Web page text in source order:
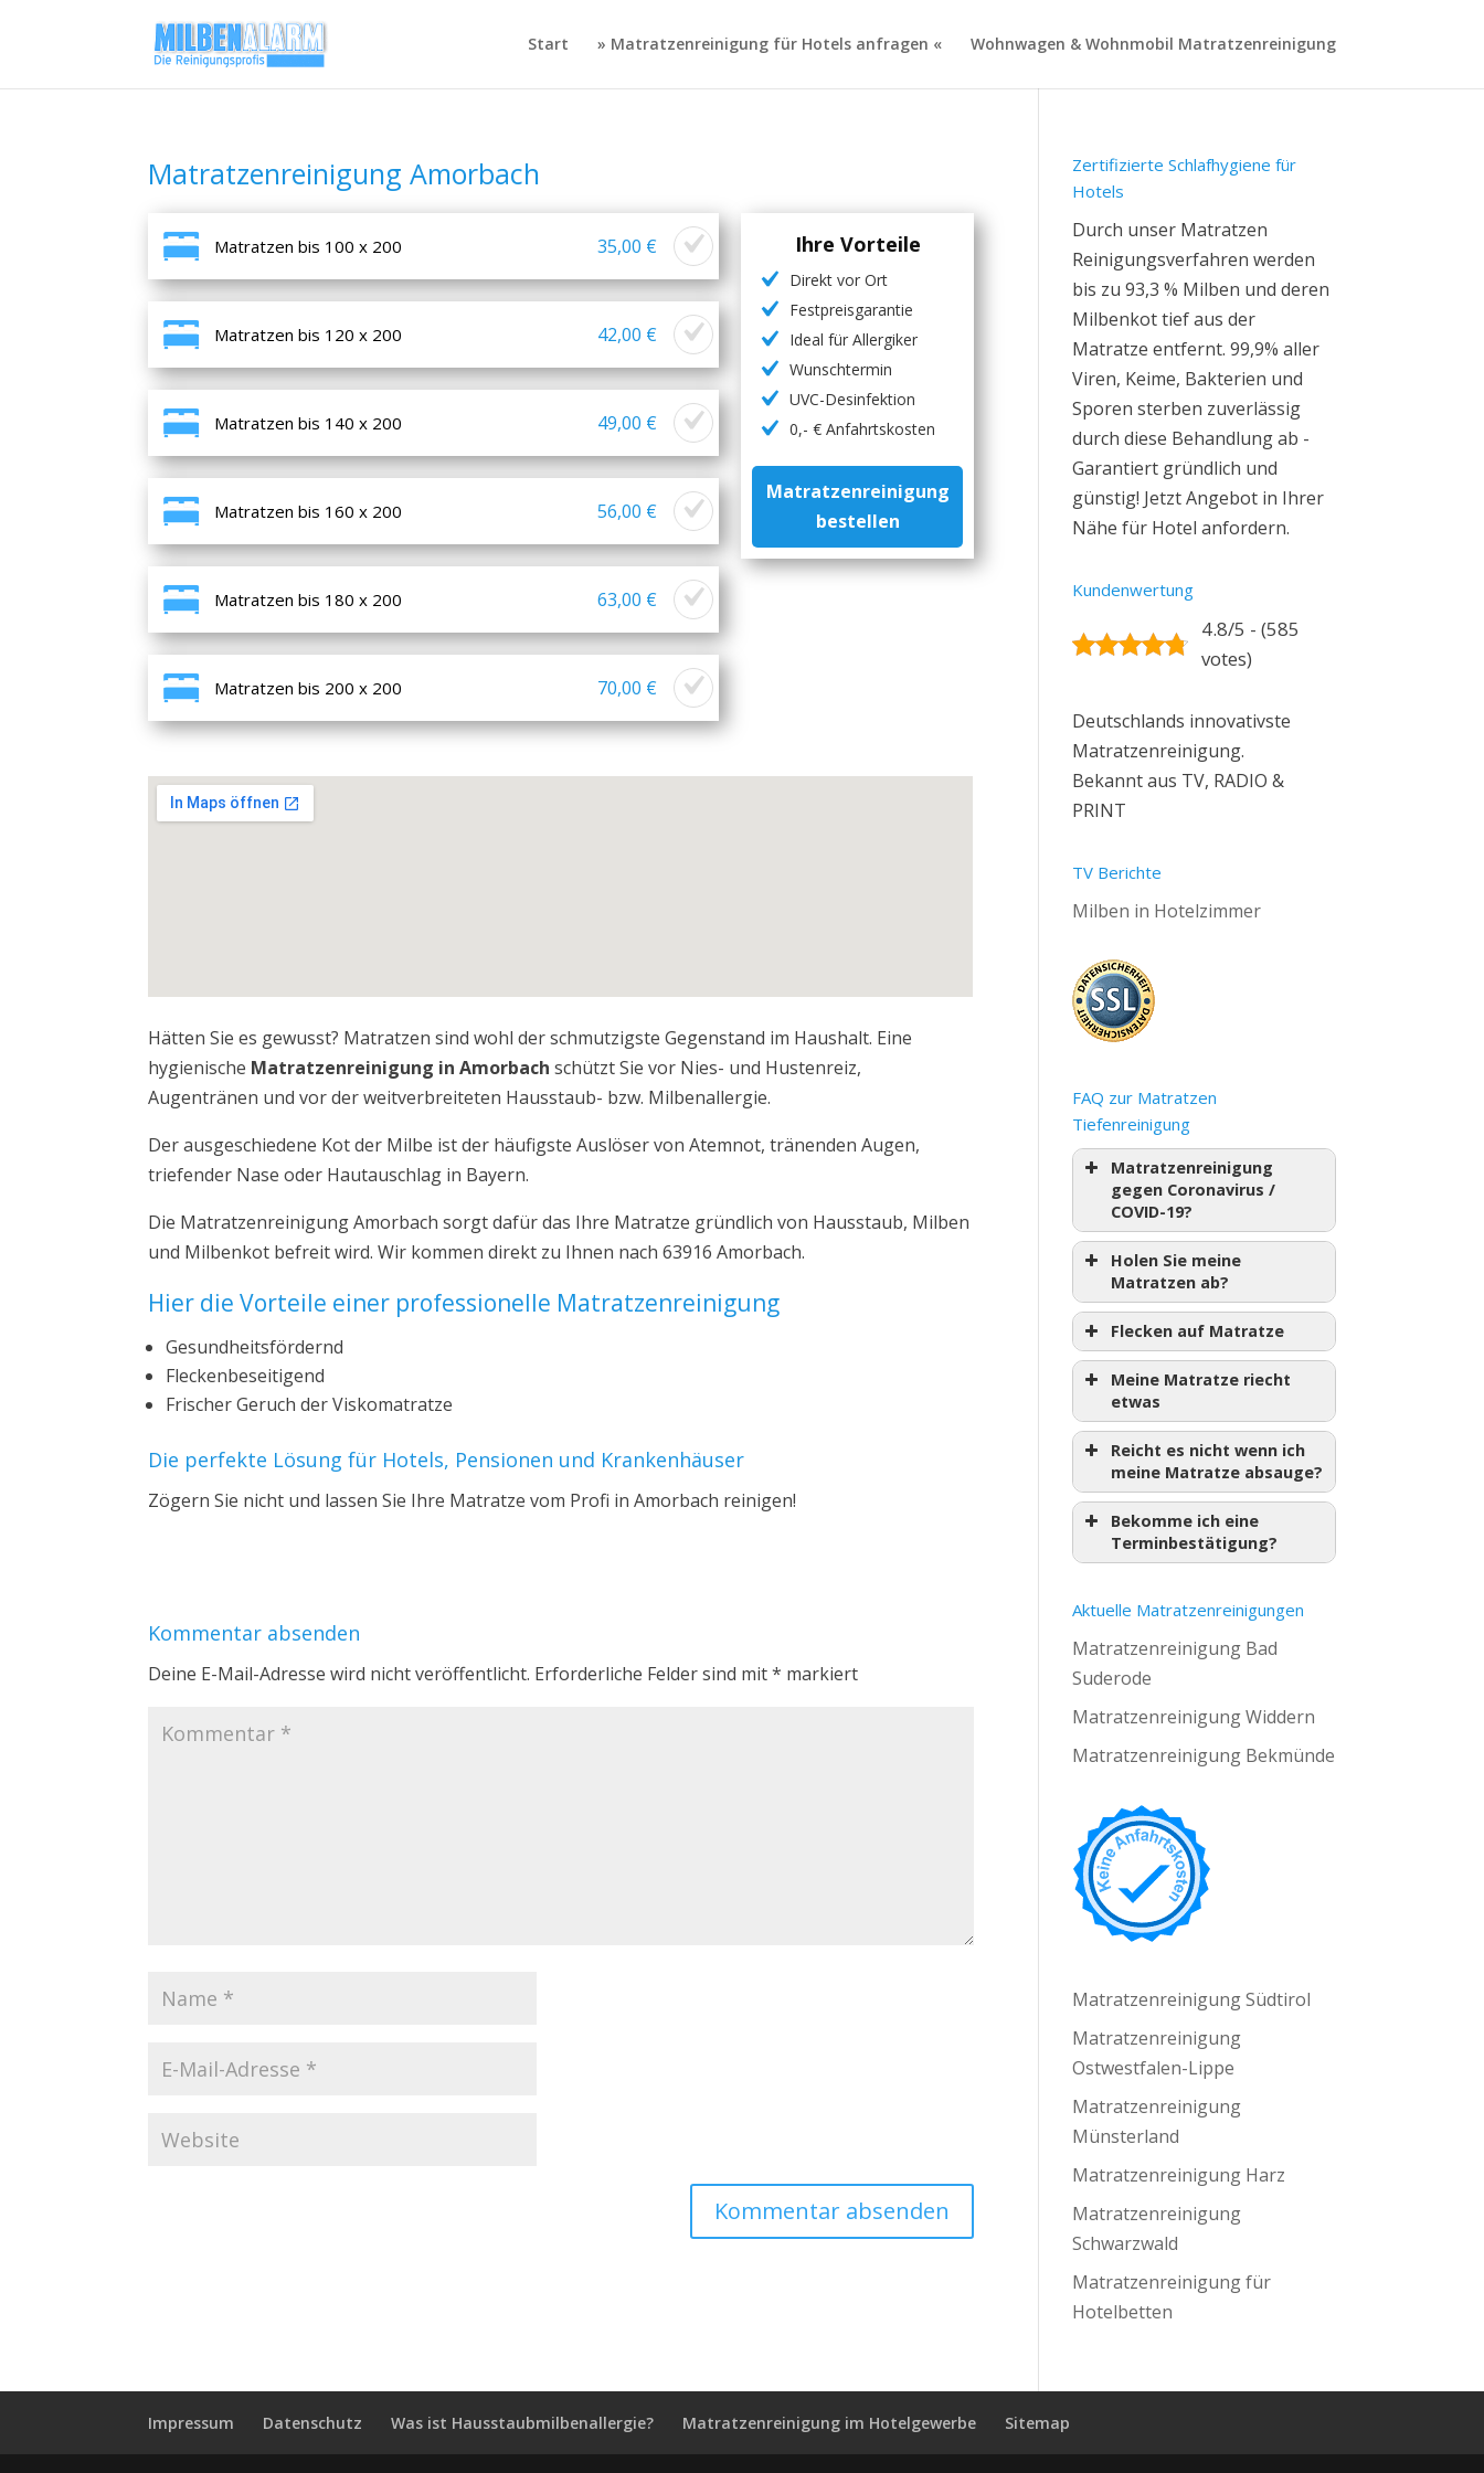
Start » Matratzenreinigung für Hotels anfragen « Wohnwagen & Wohnmobil Matratzenreinigung
Matratzenreinigung Amorbach
Matratzen bis 100 x 200 35,00 €
Matratzen bis 120 x 200 42,00 €
Matratzen bis 140 x 200 49,00 €
Matratzen bis 160 x 200 56,00 €
Matratzen bis 180 x 200 63,00 €
Matratzen bis 200 x 200 70,00 €
Ihre Vorteile
Direkt vor Ort
Festpreisgarantie
Ideal für Allergiker
Wunschtermin
UVC-Desinfektion
0,- € Anfahrtskosten
Matratzenreinigung
bestellen
Hätten Sie es gewusst? Matratzen sind wohl der schmutzigste Gegenstand im Haushalt. Eine
hygienische Matratzenreinigung in Amorbach schützt Sie vor Nies- und Hustenreiz,
Augentränen und vor der weitverbreiteten Hausstaub- bzw. Milbenallergie.
Der ausgeschiedene Kot der Milbe ist der häufigste Auslöser von Atemnot, tränenden Augen,
triefender Nase oder Hautauschlag in Bayern.
Die Matratzenreinigung Amorbach sorgt dafür das Ihre Matratze gründlich von Hausstaub, Milben
und Milbenkot befreit wird. Wir kommen direkt zu Ihnen nach 63916 Amorbach.
Hier die Vorteile einer professionelle Matratzenreinigung
Gesundheitsfördernd
Fleckenbeseitigend
Frischer Geruch der Viskomatratze
Die perfekte Lösung für Hotels, Pensionen und Krankenhäuser
Zögern Sie nicht und lassen Sie Ihre Matratze vom Profi in Amorbach reinigen!
Kommentar absenden
Deine E-Mail-Adresse wird nicht veröffentlicht. Erforderliche Felder sind mit* markiert
Zertifizierte Schlafhygiene für
Hotels
Durch unser Matratzen
Reinigungsverfahren werden
bis zu 93,3 % Milben und deren
Milbenkot tief aus der
Matratze entfernt. 99,9% aller
Viren, Keime, Bakterien und
Sporen sterben zuverlässig
durch diese Behandlung ab -
Garantiert gründlich und
günstig! Jetzt Angebot in Ihrer
Nähe für Hotel anfordern.
Kundenwertung
4.8/5 - (585
votes)
Deutschlands innovativste
Matratzenreinigung.
Bekannt aus TV, RADIO &
PRINT
TV Berichte
Milben in Hotelzimmer
FAQ zur Matratzen
Tiefenreinigung
Matratzenreinigung
gegen Coronavirus /
COVID-19?
Holen Sie meine
Matratzen ab?
Flecken auf Matratze
Meine Matratze riecht
etwas
Reicht es nicht wenn ich
meine Matratze absauge?
Bekomme ich eine
Terminbestätigung?
Aktuelle Matratzenreinigungen
Matratzenreinigung Bad
Suderode
Matratzenreinigung Widdern
Matratzenreinigung Bekmünde
Matratzenreinigung Südtirol
Matratzenreinigung
Ostwestfalen-Lippe
Matratzenreinigung
Münsterland
Matratzenreinigung Harz
Matratzenreinigung
Schwarzwald
Matratzenreinigung für
Hotelbetten
Impressum Datenschutz Was ist Hausstaubmilbenallergie? Matratzenreinigung im Hotelgewerbe Sitemap